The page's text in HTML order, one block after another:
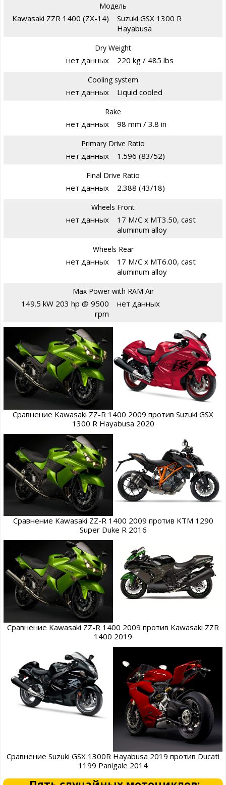
Модель
Kawasaki ZZR 1400 (ZX-14)
Suzuki GSX 1300 R
Hayabusa
Dry Weight
нет данных 220 kg / 485 lbs
Cooling system
нет данных Liquid cooled
Rake
нет данных 98 mm / 3.8 in
Primary Drive Ratio
нет данных 1.596 (83/52)
Final Drive Ratio
нет данных 2.388 (43/18)
Wheels Front
нет данных
17 M/C x MT3.50, cast
aluminum alloy
Wheels Rear
нет данных
17 M/C x MT6.00, cast
aluminum alloy
Max Power with RAM Air
149.5 kW 203 hp @ 9500
rpm
нет данных
Сравнение Kawasaki ZZ-R 1400 2009 против Suzuki GSX
1300 R Hayabusa 2020
Сравнение Kawasaki ZZ-R 1400 2009 против KTM 1290
Super Duke R 2016
Сравнение Kawasaki ZZ-R 1400 2009 против Kawasaki ZZR
1400 2019
Сравнение Suzuki GSX 1300R Hayabusa 2019 против Ducati
1199 Panigale 2014